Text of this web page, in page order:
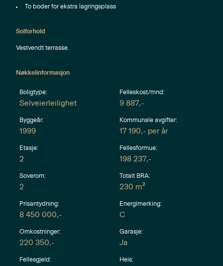
To boder for ekstra lagringsplass
Solforhold
Vestvendt terrasse.
Nøkkelinformasjon
Boligtype:
Selveierleilighet
Byggeår:
1999
Etasje:
2
Soverom:
2
Prisantydning:
8 450 000,-
Omkostninger:
220 350,-
Fellesgjeld:
Felleskost/mnd:
9 887,-
Kommunale avgifter:
17 190,- per år
Fellesformue:
198 237,-
Totalt BRA:
230 m2
Energimerking:
C
Garasje:
Ja
Heis: